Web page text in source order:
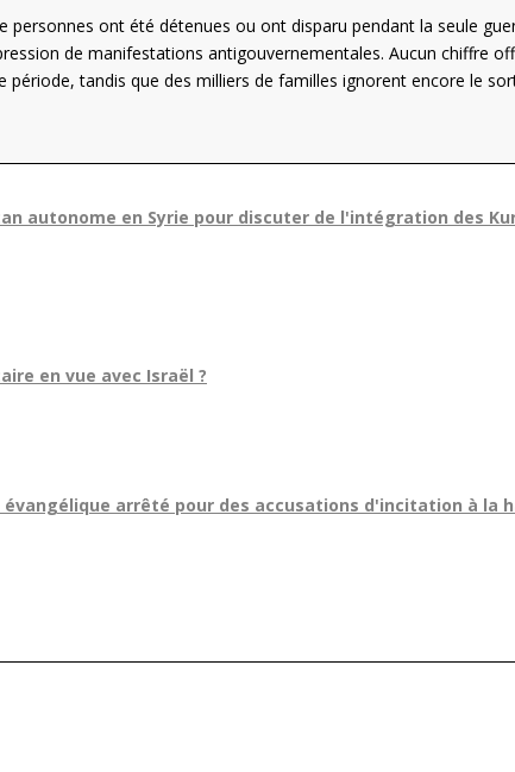
personnes ont été détenues ou ont disparu pendant la seule
de manifestations antigouvernementales. Aucun chiffre
période, tandis que des milliers de familles ignorent encore le
autonome en Syrie pour discuter de l'intégration des
en vue avec Israël ?
évangélique arrêté pour des accusations d'incitation à la